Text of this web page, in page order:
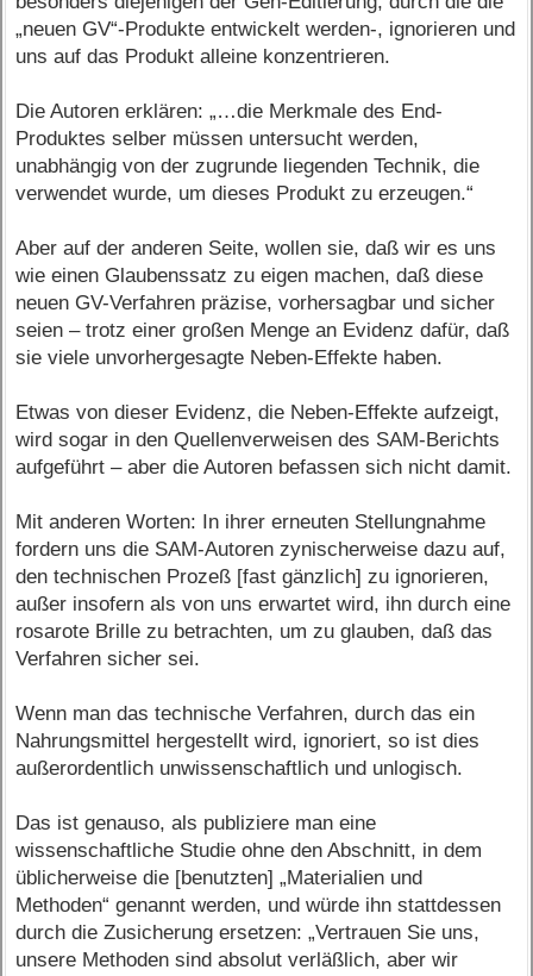
„neuen GV“-Produkte entwickelt werden-, ignorieren und
uns auf das Produkt alleine konzentrieren.
Die Autoren erklären: „…die Merkmale des End-
Produktes selber müssen untersucht werden,
unabhängig von der zugrunde liegenden Technik, die
verwendet wurde, um dieses Produkt zu erzeugen.“
Aber auf der anderen Seite, wollen sie, daß wir es uns
wie einen Glaubenssatz zu eigen machen, daß diese
neuen GV-Verfahren präzise, vorhersagbar und sicher
seien – trotz einer großen Menge an Evidenz dafür, daß
sie viele unvorhergesagte Neben-Effekte haben.
Etwas von dieser Evidenz, die Neben-Effekte aufzeigt,
wird sogar in den Quellenverweisen des SAM-Berichts
aufgeführt – aber die Autoren befassen sich nicht damit.
Mit anderen Worten: In ihrer erneuten Stellungnahme
fordern uns die SAM-Autoren zynischerweise dazu auf,
den technischen Prozeß [fast gänzlich] zu ignorieren,
außer insofern als von uns erwartet wird, ihn durch eine
rosarote Brille zu betrachten, um zu glauben, daß das
Verfahren sicher sei.
Wenn man das technische Verfahren, durch das ein
Nahrungsmittel hergestellt wird, ignoriert, so ist dies
außerordentlich unwissenschaftlich und unlogisch.
Das ist genauso, als publiziere man eine
wissenschaftliche Studie ohne den Abschnitt, in dem
üblicherweise die [benutzten] „Materialien und
Methoden“ genannt werden, und würde ihn stattdessen
durch die Zusicherung ersetzen: „Vertrauen Sie uns,
unsere Methoden sind absolut verläßlich, aber wir